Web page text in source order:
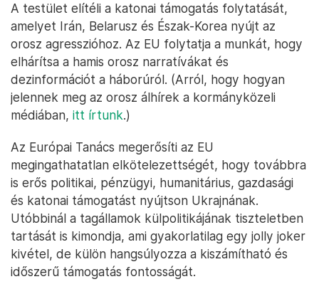
A testület elítéli a katonai támogatás folytatását,
amelyet Irán, Belarusz és Észak-Korea nyújt az
orosz agresszióhoz. Az EU folytatja a munkát, hogy
elhárítsa a hamis orosz narratívákat és
dezinformációt a háborúról. (Arról, hogy hogyan
jelennek meg az orosz álhírek a kormányközeli
médiában, itt írtunk.)
Az Európai Tanács megerősíti az EU
megingathatatlan elkötelezettségét, hogy továbbra
is erős politikai, pénzügyi, humanitárius, gazdasági
és katonai támogatást nyújtson Ukrajnának.
Utóbbinál a tagállamok külpolitikájának tiszteletben
tartását is kimondja, ami gyakorlatilag egy jolly joker
kivétel, de külön hangsúlyozza a kiszámítható és
időszerű támogatás fontosságát.